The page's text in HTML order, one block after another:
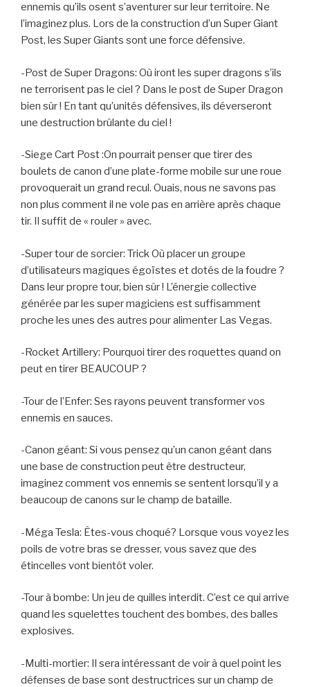
ennemis qu’ils osent s’aventurer sur leur territoire. Ne
l’imaginez plus. Lors de la construction d’un Super Giant
Post, les Super Giants sont une force défensive.
-Post de Super Dragons: Où iront les super dragons s’ils
ne terrorisent pas le ciel ? Dans le post de Super Dragon
bien sûr ! En tant qu’unités défensives, ils déverseront
une destruction brûlante du ciel !
-Siege Cart Post :On pourrait penser que tirer des
boulets de canon d’une plate-forme mobile sur une roue
provoquerait un grand recul. Ouais, nous ne savons pas
non plus comment il ne vole pas en arrière après chaque
tir. Il suffit de « rouler » avec.
-Super tour de sorcier: Trick Où placer un groupe
d’utilisateurs magiques égoïstes et dotés de la foudre ?
Dans leur propre tour, bien sûr ! L’énergie collective
générée par les super magiciens est suffisamment
proche les unes des autres pour alimenter Las Vegas.
-Rocket Artillery: Pourquoi tirer des roquettes quand on
peut en tirer BEAUCOUP ?
-Tour de l’Enfer: Ses rayons peuvent transformer vos
ennemis en sauces.
-Canon géant: Si vous pensez qu’un canon géant dans
une base de construction peut être destructeur,
imaginez comment vos ennemis se sentent lorsqu’il y a
beaucoup de canons sur le champ de bataille.
-Méga Tesla: Êtes-vous choqué? Lorsque vous voyez les
poils de votre bras se dresser, vous savez que des
étincelles vont bientôt voler.
-Tour à bombe: Un jeu de quilles interdit. C’est ce qui arrive
quand les squelettes touchent des bombes, des balles
explosives.
-Multi-mortier: Il sera intéressant de voir à quel point les
défenses de base sont destructrices sur un champ de